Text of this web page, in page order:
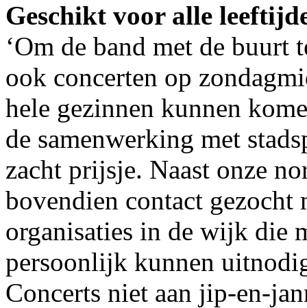
Geschikt voor alle
‘Om de band met de buurt
ook concerten op
hele gezinnen kunnen
de samenwerking met
zacht prijsje. Naast onze
bovendien contact gezocht
organisaties in de wijk die
persoonlijk kunnen
Concerts niet aan jip-en-